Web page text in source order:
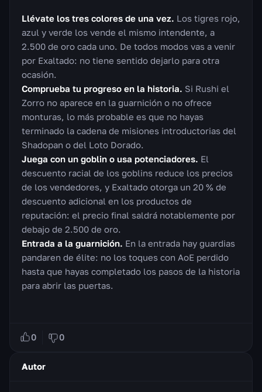
Llévate los tres colores de una vez. Los tigres rojo,
azul y verde los vende el mismo intendente, a
2.500 de oro cada uno. De todos modos vas a venir
por Exaltado: no tiene sentido dejarlo para otra
ocasión.
Comprueba tu progreso en la historia. Si Rushi el
Zorro no aparece en la guarnición o no ofrece
monturas, lo más probable es que no hayas
terminado la cadena de misiones introductorias del
Shadopan o del Loto Dorado.
Juega con un goblin o usa potenciadores. El
descuento racial de los goblins reduce los precios
de los vendedores, y Exaltado otorga un 20 % de
descuento adicional en los productos de
reputación: el precio final saldrá notablemente por
debajo de 2.500 de oro.
Entrada a la guarnición. En la entrada hay guardias
pandaren de élite: no los toques con AoE perdido
hasta que hayas completado los pasos de la historia
para abrir las puertas.
0 0
Autor